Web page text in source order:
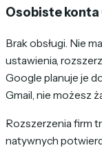
Osobiste konta
Brak obsługi. Nie
ustawienia,
Google planuje je
Gmail, nie możesz
Rozszerzenia firm
natywnych